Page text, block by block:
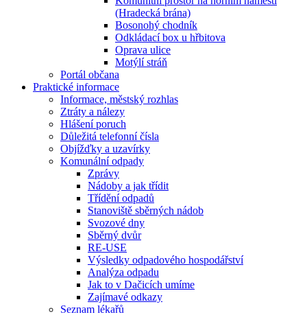
(Hradecká brána)
Bosonohý chodník
Odkládací box u hřbitova
Oprava ulice
Motýlí stráň
Portál občana
Praktické informace
Informace, městský rozhlas
Ztráty a nálezy
Hlášení poruch
Důležitá telefonní čísla
Objížďky a uzavírky
Komunální odpady
Zprávy
Nádoby a jak třídit
Třídění odpadů
Stanoviště sběrných nádob
Svozové dny
Sběrný dvůr
RE-USE
Výsledky odpadového hospodářství
Analýza odpadu
Jak to v Dačicích umíme
Zajímavé odkazy
Seznam lékařů